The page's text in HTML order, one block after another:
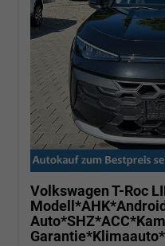
Volkswagen T-Roc
Modell*AHK*Android
Garantie*Klimaauto*